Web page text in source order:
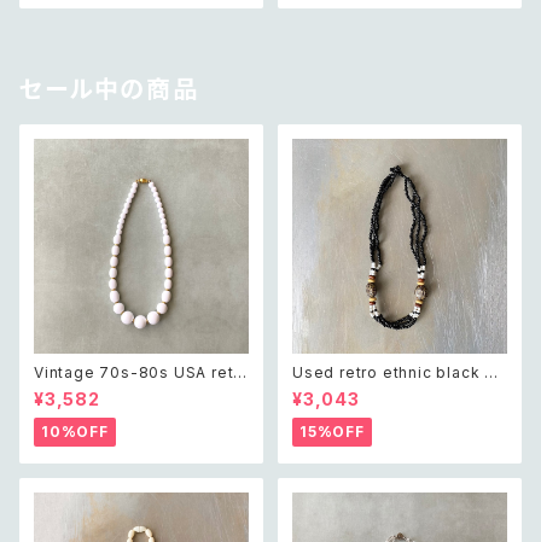
セール中の商品
Vintage 70s-80s USA retr
o white beads classical ne
cklace レトロ アメリカ ヴィン
テージ アクセサリー ホワイト ビ
ーズ クラシカル ネックレス
¥3,582
10%OFF
Used retro ethnic black be
ads necklace レトロ ユーズ
ド アクセサリー エスニック ブラ
ック ビーズ ネックレス
¥3,043
15%OFF